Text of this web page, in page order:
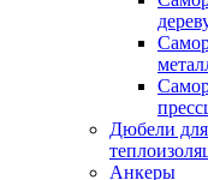
Дюбели для
Анкеры